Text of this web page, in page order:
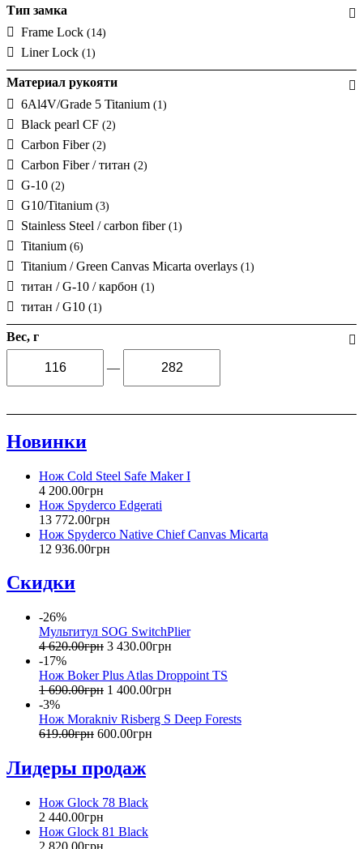
Тип замка
Frame Lock (14)
Liner Lock (1)
Материал рукояти
6Al4V/Grade 5 Titanium (1)
Black pearl CF (2)
Carbon Fiber (2)
Carbon Fiber / титан (2)
G-10 (2)
G10/Titanium (3)
Stainless Steel / carbon fiber (1)
Titanium (6)
Titanium / Green Canvas Micarta overlays (1)
титан / G-10 / карбон (1)
титан / G10 (1)
Вес, г
—
Новинки
Нож Cold Steel Safe Maker I
4 200.00грн
Нож Spyderco Edgerati
13 772.00грн
Нож Spyderco Native Chief Canvas Micarta
12 936.00грн
Скидки
-26%
Мультитул SOG SwitchPlier
4 620.00грн 3 430.00грн
-17%
Нож Boker Plus Atlas Droppoint TS
1 690.00грн 1 400.00грн
-3%
Нож Morakniv Risberg S Deep Forests
619.00грн 600.00грн
Лидеры продаж
Нож Glock 78 Black
2 440.00грн
Нож Glock 81 Black